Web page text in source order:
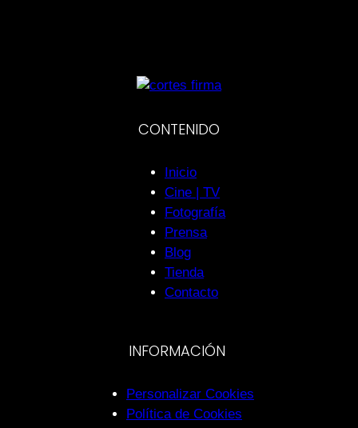
CONTENIDO
Inicio
Cine | TV
Fotografía
Prensa
Blog
Tienda
Contacto
INFORMACIÓN
Personalizar Cookies
Política de Cookies